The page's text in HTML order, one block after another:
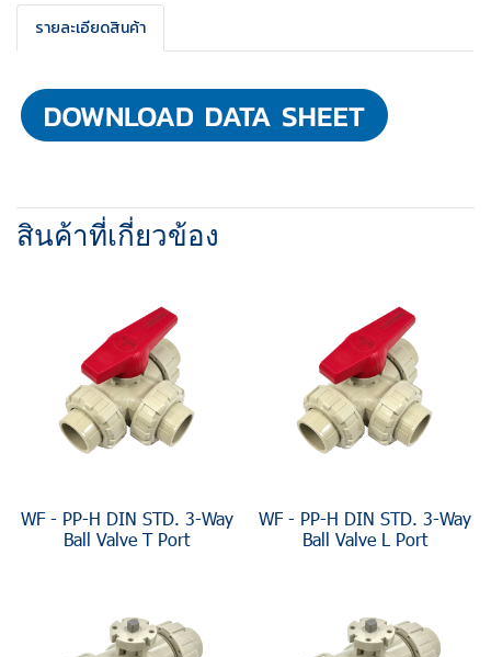
รายละเอียดสินค้า
สินค้าที่เกี่ยวข้อง
WF - PP-H DIN STD. 3-Way
Ball Valve T Port
WF - PP-H DIN STD. 3-Way
Ball Valve L Port